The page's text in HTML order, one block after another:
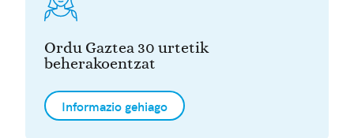
Ordu Gaztea 30 urtetik
beherakoentzat
Informazio gehiago